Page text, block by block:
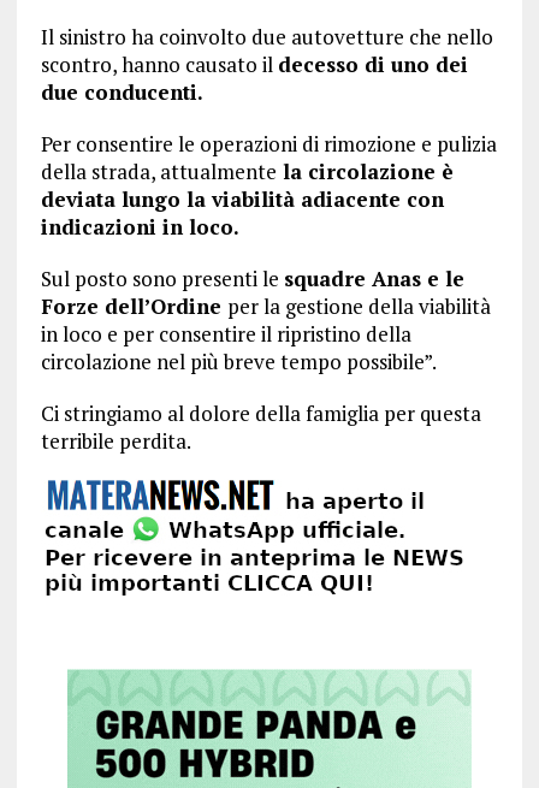
Il sinistro ha coinvolto due autovetture che nello
scontro, hanno causato il decesso di uno dei
due conducenti.
Per consentire le operazioni di rimozione e pulizia
della strada, attualmente la circolazione è
deviata lungo la viabilità adiacente con
indicazioni in loco.
Sul posto sono presenti le squadre Anas e le
Forze dell’Ordine per la gestione della viabilità
in loco e per consentire il ripristino della
circolazione nel più breve tempo possibile”.
Ci stringiamo al dolore della famiglia per questa
terribile perdita.